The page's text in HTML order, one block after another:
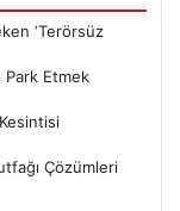
‘Terörsüz
Park Etmek
Çözümleri